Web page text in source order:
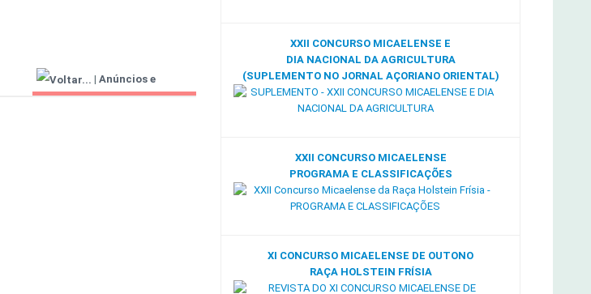
| Anúncios e
XXII CONCURSO MICAELENSE E
DIA NACIONAL DA AGRICULTURA
(SUPLEMENTO NO JORNAL AÇORIANO ORIENTAL)
XXII CONCURSO MICAELENSE
PROGRAMA E CLASSIFICAÇÕES
XI CONCURSO MICAELENSE DE OUTONO
RAÇA HOLSTEIN FRÍSIA